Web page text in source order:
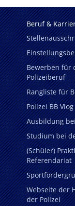
Beruf &
Bewerben für
Polizeiberuf
Rangliste für
Polizei BB Vlog
Ausbildung
Studium bei
(Schüler)
Referendariat
Webseite der
der Polizei